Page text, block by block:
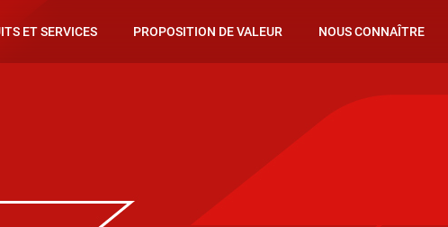
ET SERVICES PROPOSITION DE VALEUR NOUS CONNAÎTRE